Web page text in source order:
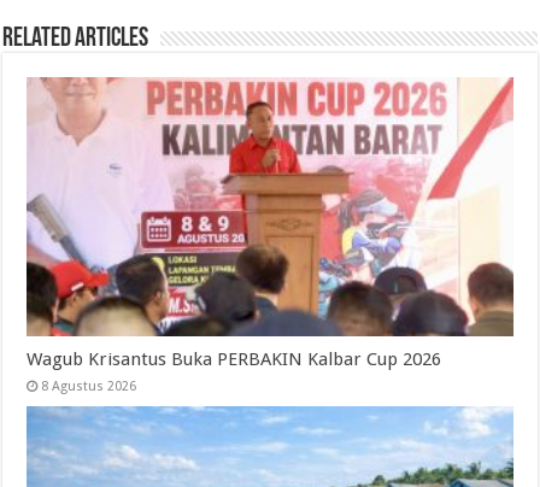
Related Articles
Wagub Krisantus Buka PERBAKIN Kalbar Cup 2026
8 Agustus 2026